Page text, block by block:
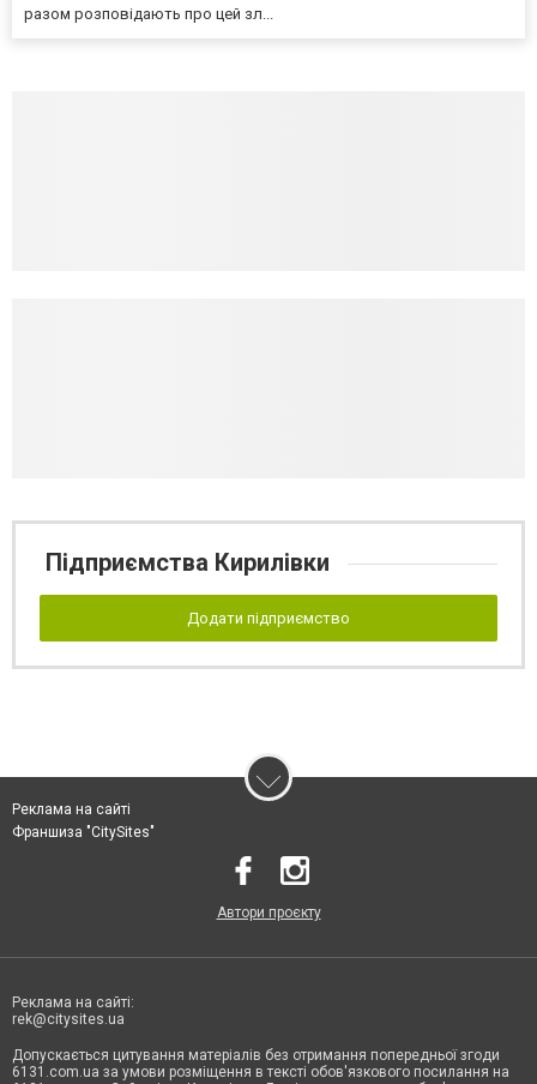
разом розповідають про цей зл...
Підприємства Кирилівки
Додати підприємство
Реклама на сайті
Франшиза "CitySites"
Автори проєкту
Реклама на сайті:
rek@citysites.ua
Допускається цитування матеріалів без отримання попередньої згоди
6131.com.ua за умови розміщення в тексті обов'язкового посилання на